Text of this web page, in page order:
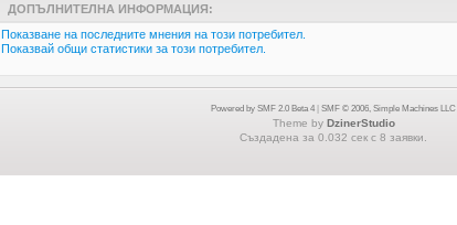
ДОПЪЛНИТЕЛНА ИНФОРМАЦИЯ:
Показване на последните мнения на този потребител.
Показвай общи статистики за този потребител.
Powered by SMF 2.0 Beta 4 SMF © 2006, Simple Machines LLC
Theme by DzinerStudio
Създадена за 0.032 сек с 8 заявки.